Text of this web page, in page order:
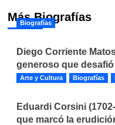
Más Biografías
Biografías
Diego Corriente
generoso que
Arte y Cultura Biografías
Eduardi Corsini
que marcó la